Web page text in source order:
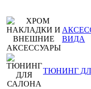
ВИДА
ТЮНИНГ